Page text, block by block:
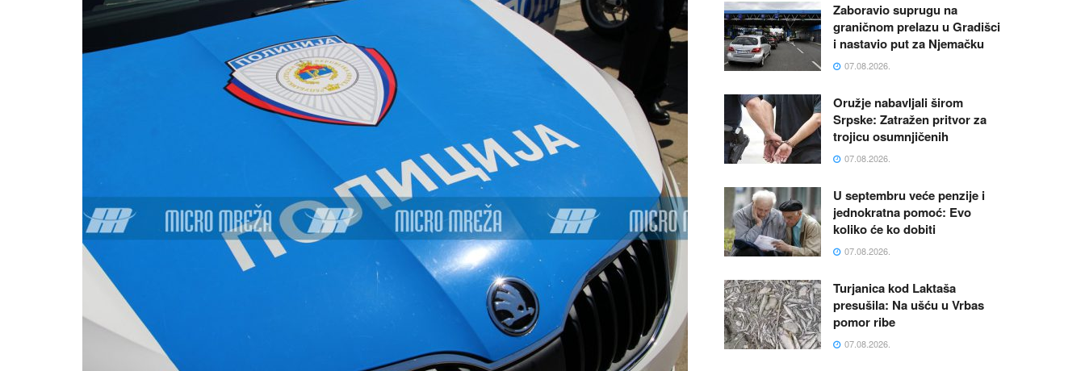
Zaboravio suprugu na
graničnom prelazu u Gradišci
i nastavio put za Njemačku
07.08.2026.
Oružje nabavljali širom
Srpske: Zatražen pritvor za
trojicu osumnjičenih
07.08.2026.
U septembru veće penzije i
jednokratna pomoć: Evo
koliko će ko dobiti
07.08.2026.
Turjanica kod Laktaša
presušila: Na ušću u Vrbas
pomor ribe
07.08.2026.